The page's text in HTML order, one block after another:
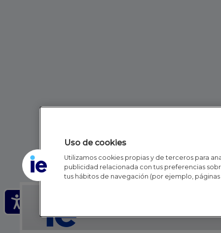
Uso de cookies
Utilizamos cookies propias y de terceros para
publicidad relacionada con tus preferencias
tus hábitos de navegación (por ejemplo, páginas